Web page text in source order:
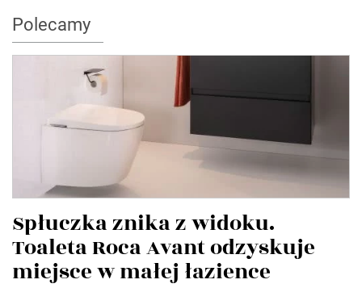
Polecamy
Spłuczka znika z widoku.
Toaleta Roca Avant odzyskuje
miejsce w małej łazience